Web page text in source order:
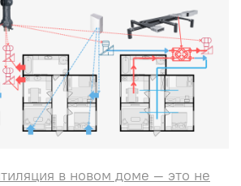
в новом доме — это не